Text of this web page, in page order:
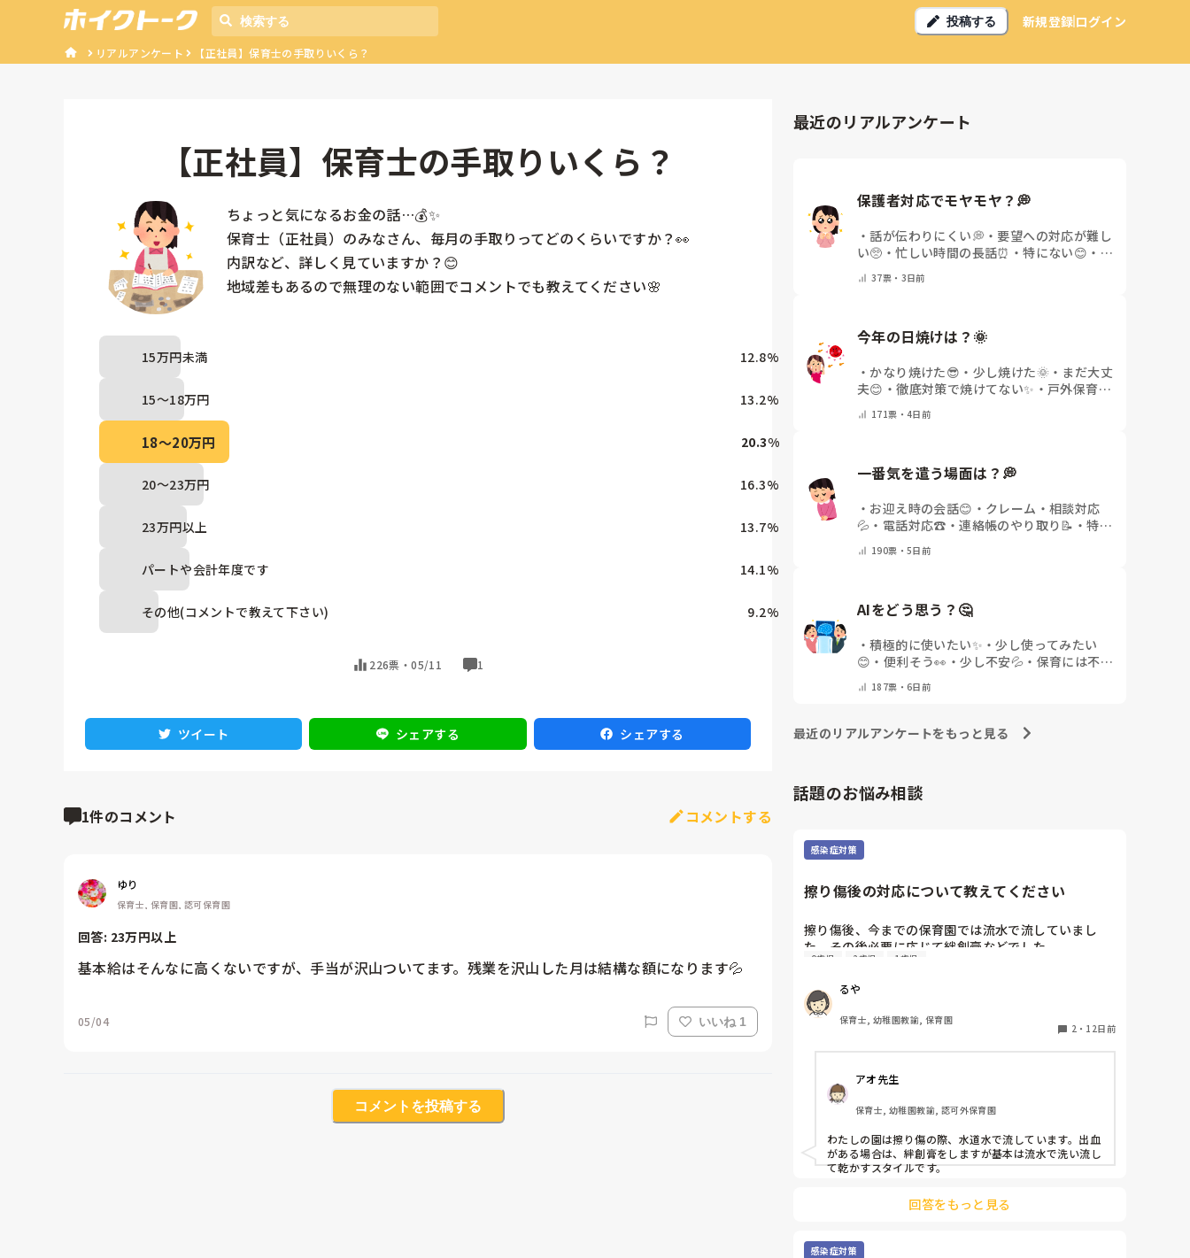
投稿する 新規登録ログイン
リアルアンケート 【正社員】保育士の手取りいくら？
【正社員】保育士の手取りいくら？
ちょっと気になるお金の話…💰✨
保育士（正社員）のみなさん、毎月の手取りってどのくらいですか？👀
内訳など、詳しく見ていますか？😊
地域差もあるので無理のない範囲でコメントでも教えてください🌸
15万円未満 12.8%
15〜18万円 13.2%
18〜20万円 20.3%
20〜23万円 16.3%
23万円以上 13.7%
パートや会計年度です 14.1%
その他(コメントで教えて下さい) 9.2%
226票・05/11 1
ツイート シェアする シェアする
1件のコメント コメントする
ゆり
保育士, 保育園, 認可保育園
回答: 23万円以上
基本給はそんなに高くないですが、手当が沢山ついてます。残業を沢山した月は結構な額になります💦
05/04 いいね 1
コメントを投稿する
最近のリアルアンケート
保護者対応でモヤモヤ？💭
・話が伝わりにくい💭 ・ 要望への対応が難し
い🥺 ・忙しい時間の長話⏰ ・特にない😊 ・ 日
ください)
37票・ 3日前
今年の日焼けは？🌞
・ かなり焼けた😎 ・ 少し焼けた🌞 ・ まだ大丈
夫😊 ・徹底対策で焼けてない✨ ・ 戸外保育が
い)171票・4日前
一番気を遣う場面は？💭
・ お迎え時の会話😊 ・ クレーム・相談対応
💦 ・ 電話対応☎️ ・連絡帳のやり取り📝 ・特に
ださい)
190票・5日前
AIをどう思う？🤔
・積極的に使いたい✨ ・少し使ってみたい
😊 ・ 便利そう👀 ・少し不安💦 ・ 保育には不要
187票・ 6日前
最近のリアルアンケートをもっと見る
話題のお悩み相談
感染症対策
擦り傷後の対応について教えてください
擦り傷後、今までの保育園では流水で流していまし
た。その後必要に応じて絆創膏などでした。
4月から新しい保育園で勤務しておりますが、水道が
ね」と声をかけています。
清浄綿は消毒ではないし、水道あるのになぜ清浄綿な
のか、、聞くタイミングを逃してしまいモヤモヤした
ままでいます。
流水で流した方が不純物が取れるにではないかと思っ
てしまうのですが、同じような対応をされているとこ
ろはありますか？
よかったら教えてください。
0歳児 2歳児 1歳児
るや
保育士, 幼稚園教諭, 保育園
2 ・ 12日前
アオ先生
保育士, 幼稚園教諭, 認可外保育園
わたしの園は擦り傷の際、水道水で流しています。出血
がある場合は、絆創膏をしますが基本は流水で洗い流し
て乾かすスタイルです。
回答をもっと見る
感染症対策